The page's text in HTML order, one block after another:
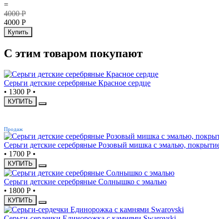
=
4000Р
4000 Р
Купить
С этим товаром покупают
Серьги детские серебряные Красное сердце
• 1300 Р •
КУПИТЬ
Продаж
Серьги детские серебряные Розовый мишка с эмалью,
• 1700 Р •
КУПИТЬ
Серьги детские серебряные Солнышко с эмалью
• 1800 Р •
КУПИТЬ